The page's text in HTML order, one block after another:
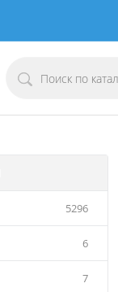
5296
6
7